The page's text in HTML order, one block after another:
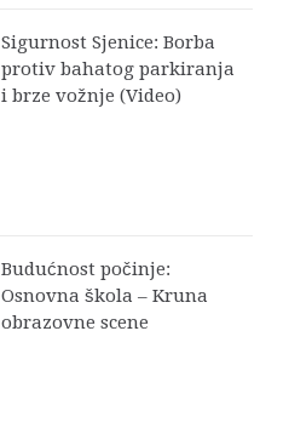
Sigurnost Sjenice: Borba
protiv bahatog parkiranja
i brze vožnje (Video)
Budućnost počinje:
Osnovna škola – Kruna
obrazovne scene